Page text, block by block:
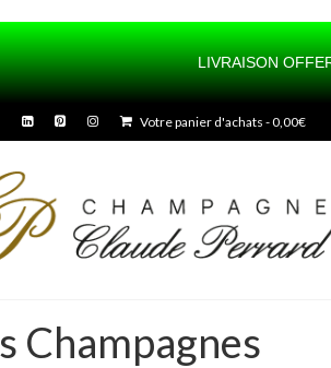
LIVRAISON
Votre panier d'achats -0,00€
Champagnes